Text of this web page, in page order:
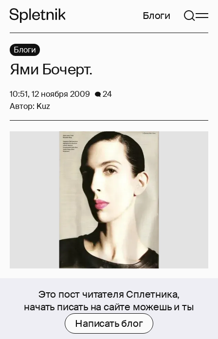
Блоги
Это пост читателя Сплетника,
начать писать на сайте можешь и ты
Написать блог
Блоги
Ями Бочерт.
10:51, 12 ноября 2009
24
Автор: Kuz